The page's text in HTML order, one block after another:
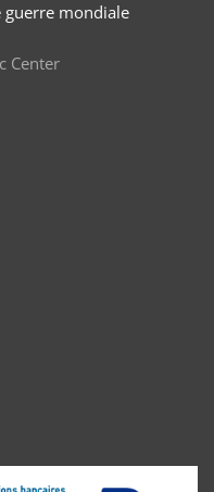
guerre mondiale
Center